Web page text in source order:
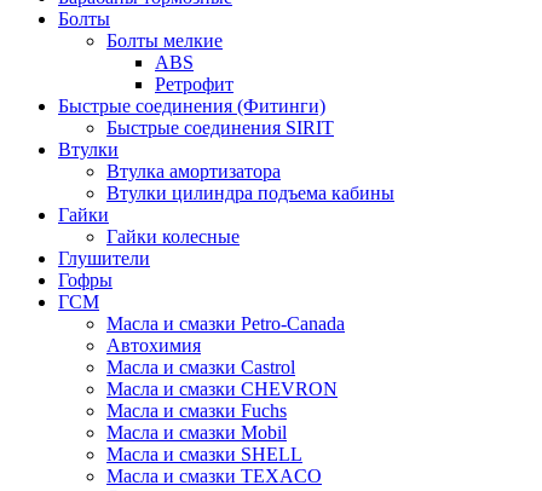
Болты
Болты мелкие
ABS
Ретрофит
Быстрые соединения (Фитинги)
Быстрые соединения SIRIT
Втулки
Втулка амортизатора
Втулки цилиндра подъема кабины
Гайки
Гайки колесные
Глушители
Гофры
ГСМ
Масла и смазки Petro-Canada
Автохимия
Масла и смазки Castrol
Масла и смазки CHEVRON
Масла и смазки Fuchs
Масла и смазки Mobil
Масла и смазки SHELL
Масла и смазки TEXACO